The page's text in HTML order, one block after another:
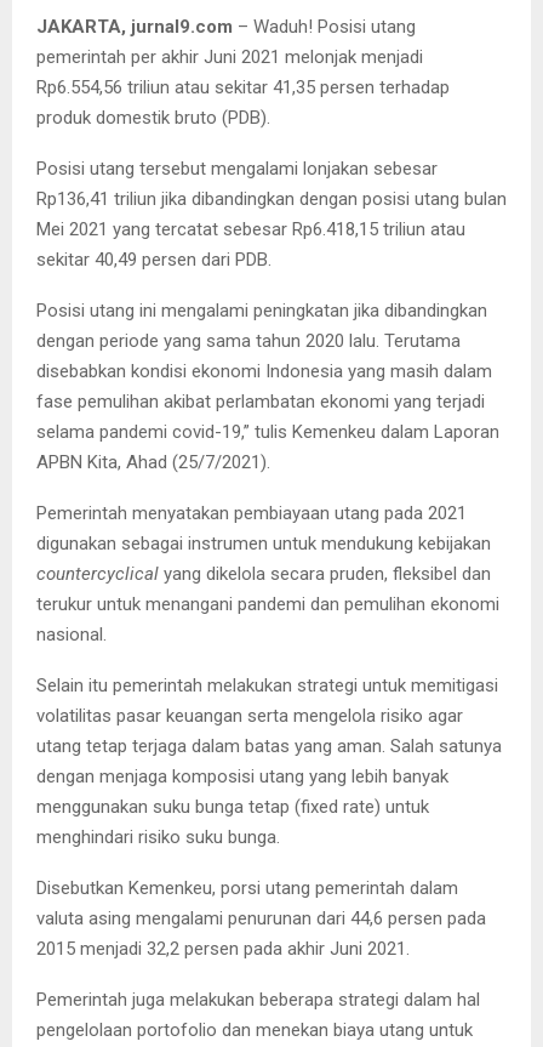
JAKARTA, jurnal9.com – Waduh! Posisi utang
pemerintah per akhir Juni 2021 melonjak menjadi
Rp6.554,56 triliun atau sekitar 41,35 persen terhadap
produk domestik bruto (PDB).
Posisi utang tersebut mengalami lonjakan sebesar
Rp136,41 triliun jika dibandingkan dengan posisi utang bulan
Mei 2021 yang tercatat sebesar Rp6.418,15 triliun atau
sekitar 40,49 persen dari PDB.
Posisi utang ini mengalami peningkatan jika dibandingkan
dengan periode yang sama tahun 2020 lalu. Terutama
disebabkan kondisi ekonomi Indonesia yang masih dalam
fase pemulihan akibat perlambatan ekonomi yang terjadi
selama pandemi covid-19,” tulis Kemenkeu dalam Laporan
APBN Kita, Ahad (25/7/2021).
Pemerintah menyatakan pembiayaan utang pada 2021
digunakan sebagai instrumen untuk mendukung kebijakan
countercyclical yang dikelola secara pruden, fleksibel dan
terukur untuk menangani pandemi dan pemulihan ekonomi
nasional.
Selain itu pemerintah melakukan strategi untuk memitigasi
volatilitas pasar keuangan serta mengelola risiko agar
utang tetap terjaga dalam batas yang aman. Salah satunya
dengan menjaga komposisi utang yang lebih banyak
menggunakan suku bunga tetap (fixed rate) untuk
menghindari risiko suku bunga.
Disebutkan Kemenkeu, porsi utang pemerintah dalam
valuta asing mengalami penurunan dari 44,6 persen pada
2015 menjadi 32,2 persen pada akhir Juni 2021.
Pemerintah juga melakukan beberapa strategi dalam hal
pengelolaan portofolio dan menekan biaya utang untuk